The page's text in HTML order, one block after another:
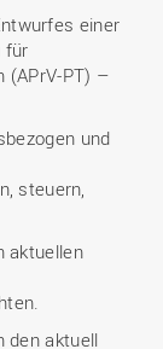
einer
für
(APrV-PT) –
und
steuern,
aktuellen
den aktuell